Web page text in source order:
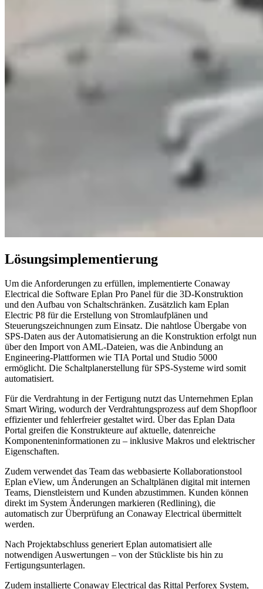
Lösungsimplementierung
Um die Anforderungen zu erfüllen, implementierte Conaway
Electrical die Software Eplan Pro Panel für die 3D-Konstruktion
und den Aufbau von Schaltschränken. Zusätzlich kam Eplan
Electric P8 für die Erstellung von Stromlaufplänen und
Steuerungszeichnungen zum Einsatz. Die nahtlose Übergabe von
SPS-Daten aus der Automatisierung an die Konstruktion erfolgt nun
über den Import von AML-Dateien, was die Anbindung an
Engineering-Plattformen wie TIA Portal und Studio 5000
ermöglicht. Die Schaltplanerstellung für SPS-Systeme wird somit
automatisiert.
Für die Verdrahtung in der Fertigung nutzt das Unternehmen Eplan
Smart Wiring, wodurch der Verdrahtungsprozess auf dem Shopfloor
effizienter und fehlerfreier gestaltet wird. Über das Eplan Data
Portal greifen die Konstrukteure auf aktuelle, datenreiche
Komponenteninformationen zu – inklusive Makros und elektrischer
Eigenschaften.
Zudem verwendet das Team das webbasierte Kollaborationstool
Eplan eView, um Änderungen an Schaltplänen digital mit internen
Teams, Dienstleistern und Kunden abzustimmen. Kunden können
direkt im System Änderungen markieren (Redlining), die
automatisch zur Überprüfung an Conaway Electrical übermittelt
werden.
Nach Projektabschluss generiert Eplan automatisiert alle
notwendigen Auswertungen – von der Stückliste bis hin zu
Fertigungsunterlagen.
Zudem installierte Conaway Electrical das Rittal Perforex System,